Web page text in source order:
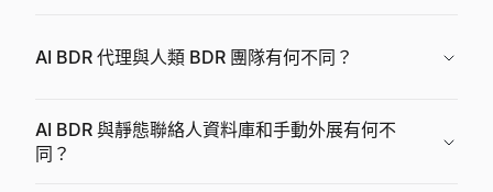
AI BDR 代理與人類 BDR 團隊有何不同？
AI BDR 與靜態聯絡人資料庫和手動外展有何不
同？